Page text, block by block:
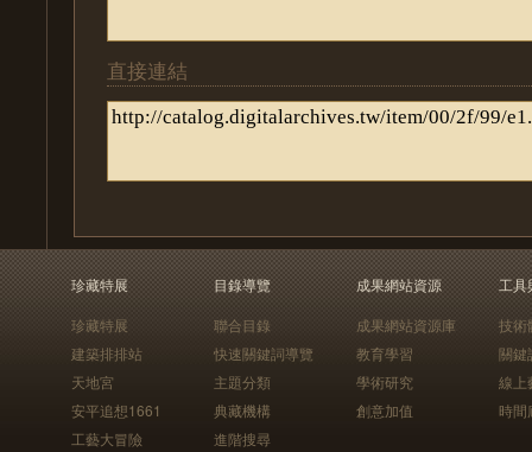
直接連結
珍藏特展
珍藏特展
建築排排站
天地宮
安平追想1661
工藝大冒險
目錄導覽
聯合目錄
快速關鍵詞導覽
主題分類
典藏機構
進階搜尋
成果網站資源
成果網站資源庫
教育學習
學術研究
創意加值
工具
技術
關鍵
線上
時間